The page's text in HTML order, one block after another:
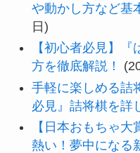
や動かし方など基
日)
【初心者必見】
方を徹底解説！
手軽に楽しめる詰
必見』詰将棋を詳
【日本おもちゃ
熱い！夢中になる